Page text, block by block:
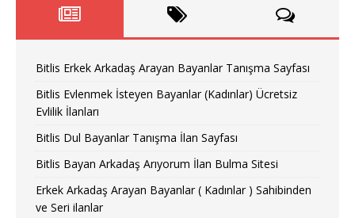
Bitlis Erkek Arkadaş Arayan Bayanlar Tanışma Sayfası
Bitlis Evlenmek İsteyen Bayanlar (Kadınlar) Ücretsiz
Evlilik İlanları
Bitlis Dul Bayanlar Tanışma İlan Sayfası
Bitlis Bayan Arkadaş Arıyorum İlan Bulma Sitesi
Erkek Arkadaş Arayan Bayanlar ( Kadınlar ) Sahibinden
ve Seri ilanlar